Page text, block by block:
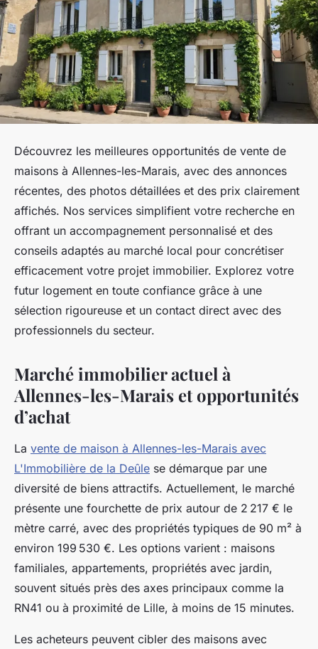
Découvrez les meilleures opportunités de vente de
maisons à Allennes-les-Marais, avec des annonces
récentes, des photos détaillées et des prix clairement
affichés. Nos services simplifient votre recherche en
offrant un accompagnement personnalisé et des
conseils adaptés au marché local pour concrétiser
efficacement votre projet immobilier. Explorez votre
futur logement en toute confiance grâce à une
sélection rigoureuse et un contact direct avec des
professionnels du secteur.
Marché immobilier actuel à
Allennes-les-Marais et opportunités
d’achat
La vente de maison à Allennes-les-Marais avec
L'Immobilière de la Deûle se démarque par une
diversité de biens attractifs. Actuellement, le marché
présente une fourchette de prix autour de 2 217 € le
mètre carré, avec des propriétés typiques de 90 m² à
environ 199 530 €. Les options varient : maisons
familiales, appartements, propriétés avec jardin,
souvent situés près des axes principaux comme la
RN41 ou à proximité de Lille, à moins de 15 minutes.
Les acheteurs peuvent cibler des maisons avec